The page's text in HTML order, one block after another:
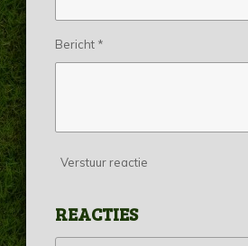
Bericht *
Verstuur reactie
REACTIES